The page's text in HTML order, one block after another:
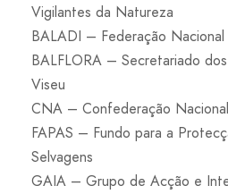
Vigilantes da Natureza
BALADI – Federação Nacional
BALFLORA – Secretariado
Viseu
CNA – Confederação
FAPAS – Fundo para a
Selvagens
GAIA – Grupo de Acção e